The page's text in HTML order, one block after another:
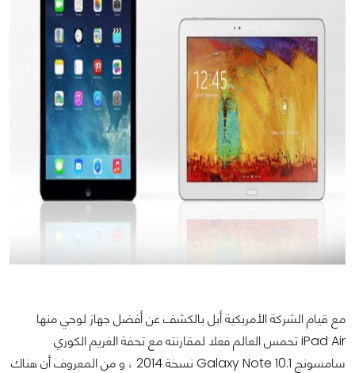
مع قيام الشركة الأمريكية أبل بالكشف عن أفضل جهاز لوحي منها
iPad Airتحمس العالم فعلا لمقارنته مع تحفة الغريم الكوري
سامسونج Galaxy Note 10.1
نسخة 2014 ، و من المعروف أن هناك